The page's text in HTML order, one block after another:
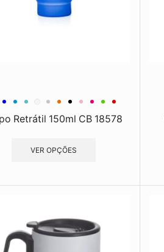
Retrátil 150ml CB 18578
VER OPÇÕES